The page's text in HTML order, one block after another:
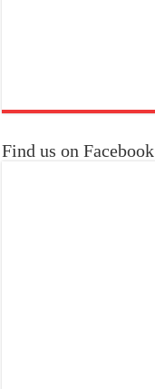
Find us on Facebook